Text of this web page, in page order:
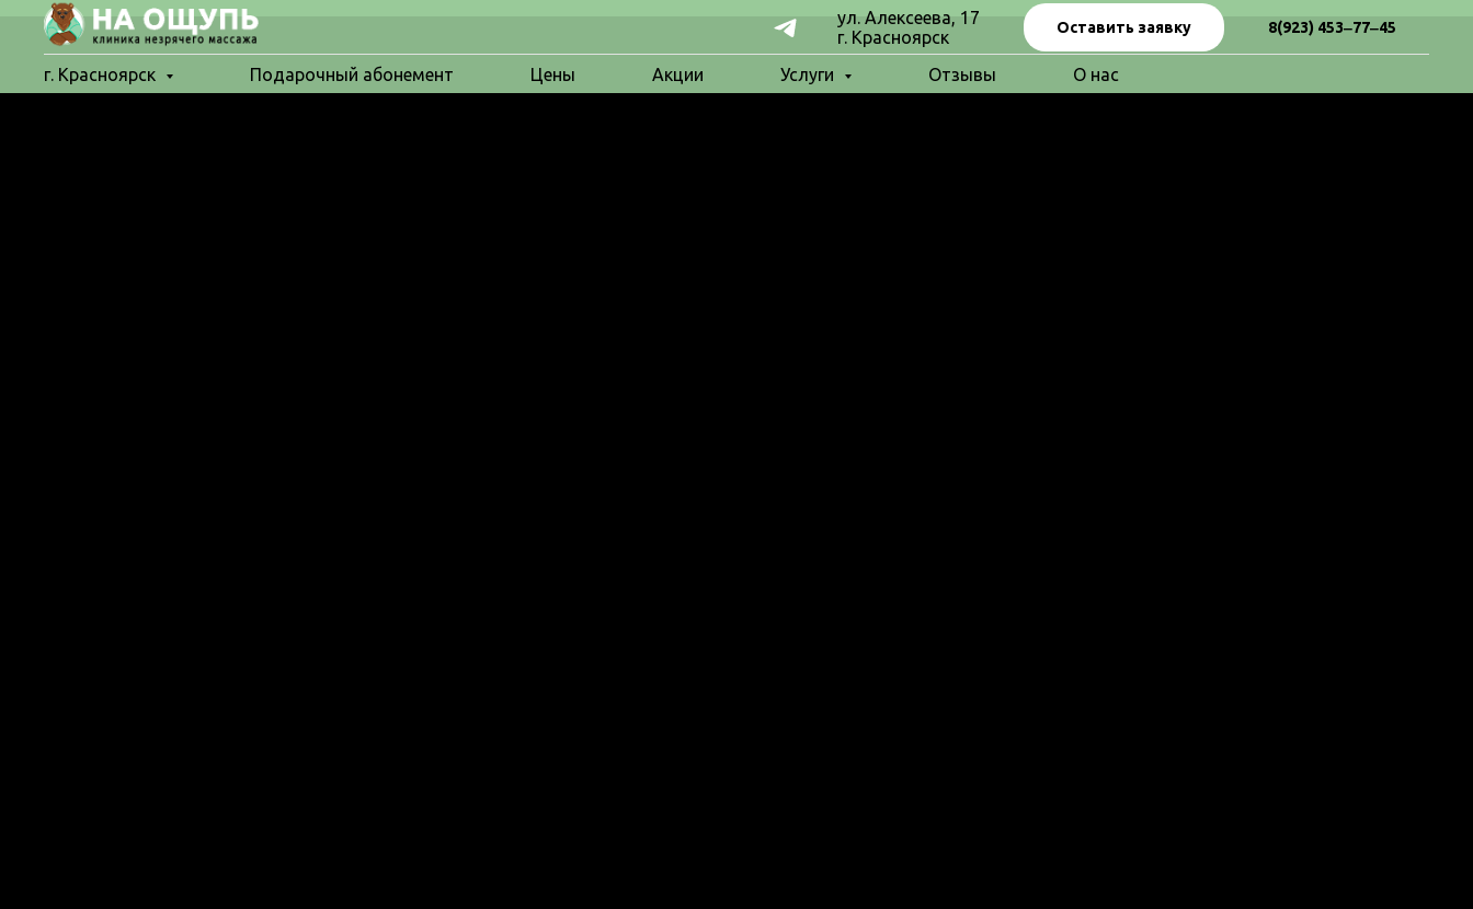
ул. Алексеева, 17
г. Красноярск
Оставить заявку 8(923) 453‒77‒45
г. Красноярск Подарочный абонемент Цены Акции Услуги Отзывы О нас